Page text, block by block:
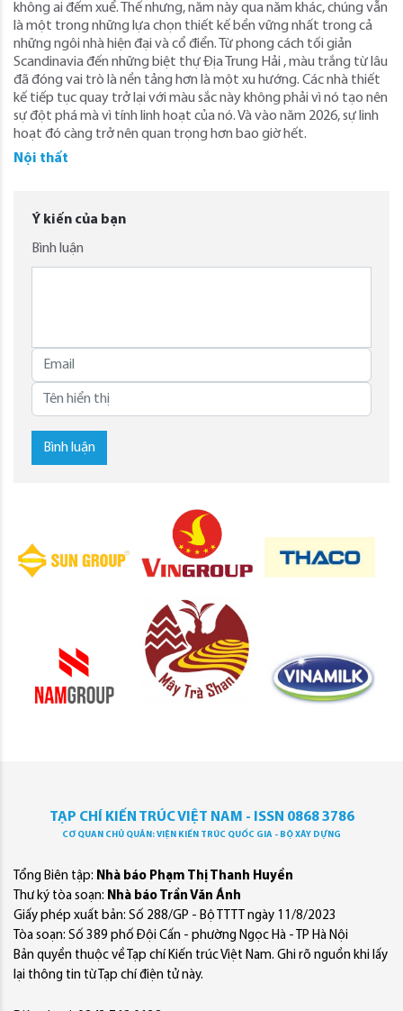
không ai đếm xuể. Thế nhưng, năm này qua năm khác, chúng vẫn
là một trong những lựa chọn thiết kế bền vững nhất trong cả
những ngôi nhà hiện đại và cổ điển. Từ phong cách tối giản
Scandinavia đến những biệt thự Địa Trung Hải , màu trắng từ lâu
đã đóng vai trò là nền tảng hơn là một xu hướng. Các nhà thiết
kế tiếp tục quay trở lại với màu sắc này không phải vì nó tạo nên
sự đột phá mà vì tính linh hoạt của nó. Và vào năm 2026, sự linh
hoạt đó càng trở nên quan trọng hơn bao giờ hết.
Nội thất
Ý kiến của bạn
Bình luận
Bình luận
TẠP CHÍ KIẾN TRÚC VIỆT NAM - ISSN 0868 3786
CƠ QUAN CHỦ QUẢN: VIỆN KIẾN TRÚC QUỐC GIA - BỘ XÂY DỰNG
Tổng Biên tập: Nhà báo Phạm Thị Thanh Huyền
Thư ký tòa soạn: Nhà báo Trần Văn Ánh
Giấy phép xuất bản: Số 288/GP - Bộ TTTT ngày 11/8/2023
Tòa soạn: Số 389 phố Đội Cấn - phường Ngọc Hà - TP Hà Nội
Bản quyền thuộc về Tạp chí Kiến trúc Việt Nam. Ghi rõ nguồn khi lấy
lại thông tin từ Tạp chí điện tử này.